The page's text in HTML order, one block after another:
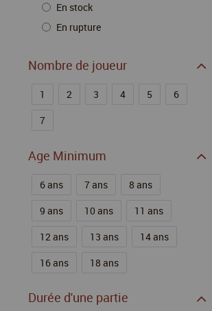
En stock
En rupture
Nombre de joueur
1 2 3 4 5
6
7
Age Minimum
6 ans 7 ans
8 ans
9 ans
10 ans
11 ans
12 ans
13 ans
14 ans
16 ans
18 ans
Durée d'une partie